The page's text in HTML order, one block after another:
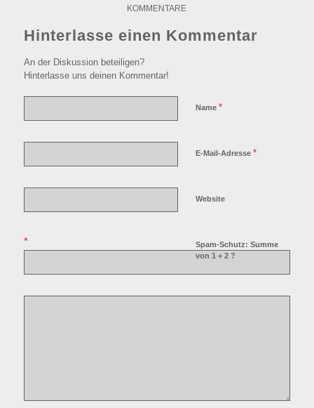
KOMMENTARE
Hinterlasse einen Kommentar
An der Diskussion beteiligen?
Hinterlasse uns deinen Kommentar!
Name *
E-Mail-Adresse *
Website
Spam-Schutz: Summe
von 1 + 2 ?
*